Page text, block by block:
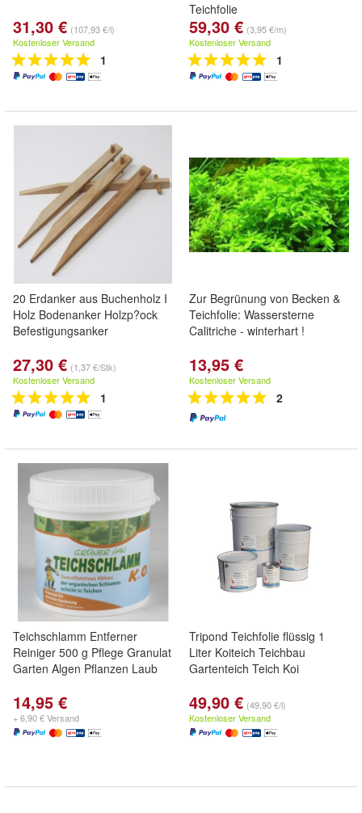
31,30 € (107,93 €/l)
Kostenloser Versand
1
Teichfolie
59,30 € (3,95 €/m)
Kostenloser Versand
1
20 Erdanker aus Buchenholz I
Holz Bodenanker Holzp?ock
Befestigungsanker
27,30 € (1,37 €/Stk)
Kostenloser Versand
1
Zur Begrünung von Becken &
Teichfolie: Wassersterne
Calitriche - winterhart !
13,95 €
Kostenloser Versand
2
Teichschlamm Entferner
Reiniger 500 g Pflege Granulat
Garten Algen Pflanzen Laub
14,95 €
+ 6,90 € Versand
Tripond Teichfolie flüssig 1
Liter Koiteich Teichbau
Gartenteich Teich Koi
49,90 € (49,90 €/l)
Kostenloser Versand